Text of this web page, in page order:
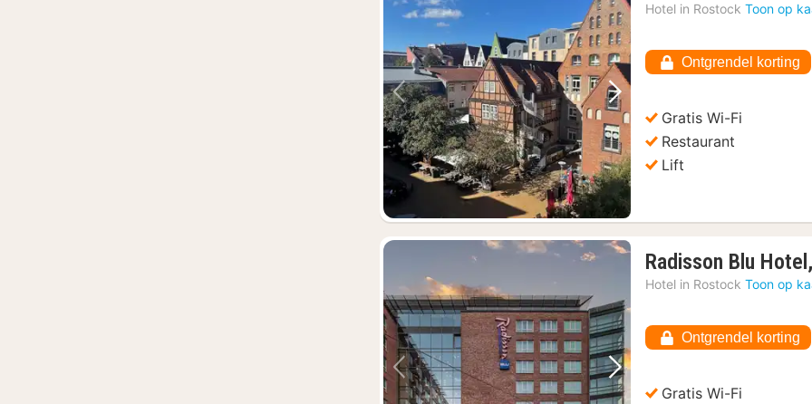
Vorige foto Volgende foto
Hotel in Rostock Toon op
Ontgrendel korting
Gratis Wi-Fi
Restaurant
Lift
Vorige foto Volgende foto
Radisson Blu
Hotel in Rostock Toon op
Ontgrendel korting
Gratis Wi-Fi